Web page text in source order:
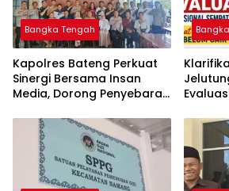
Bangka Tengah
‎Kapolres Bateng Perkuat
Sinergi Bersama Insan
Media, Dorong Penyebaran
Layanan Polri 110
Dana